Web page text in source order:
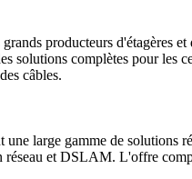
producteurs d'étagères
solutions complètes pour les
câbles.
large gamme de solutions
réseau et DSLAM. L'offre